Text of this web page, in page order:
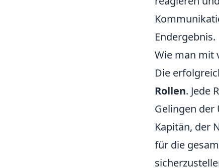
Endergebnis.
Wie man mit
Die
Rollen. Jede
Gelingen der
Kapitän, der
für die